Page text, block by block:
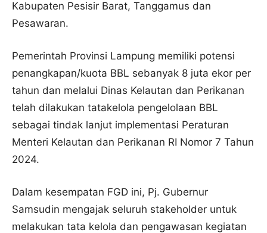
Kabupaten Pesisir Barat, Tanggamus dan
Pesawaran.
Pemerintah Provinsi Lampung memiliki potensi
penangkapan/kuota BBL sebanyak 8 juta ekor per
tahun dan melalui Dinas Kelautan dan Perikanan
telah dilakukan tatakelola pengelolaan BBL
sebagai tindak lanjut implementasi Peraturan
Menteri Kelautan dan Perikanan RI Nomor 7 Tahun
2024.
Dalam kesempatan FGD ini, Pj. Gubernur
Samsudin mengajak seluruh stakeholder untuk
melakukan tata kelola dan pengawasan kegiatan